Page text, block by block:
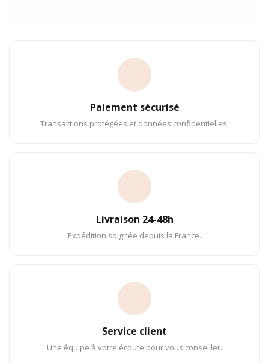
Paiement sécurisé
Transactions protégées et données confidentielles.
Livraison 24-48h
Expédition soignée depuis la France.
Service client
Une équipe à votre écoute pour vous conseiller.